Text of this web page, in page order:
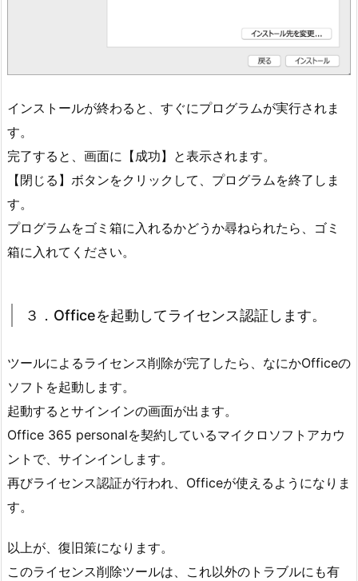
インストールが終わると、すぐにプログラムが実行されま
す。
完了すると、画面に【成功】と表示されます。
【閉じる】ボタンをクリックして、プログラムを終了しま
す。
プログラムをゴミ箱に入れるかどうか尋ねられたら、ゴミ
箱に入れてください。
３．Officeを起動してライセンス認証します。
ツールによるライセンス削除が完了したら、なにかOfficeの
ソフトを起動します。
起動するとサインインの画面が出ます。
Office 365 personalを契約しているマイクロソフトアカウ
ントで、サインインします。
再びライセンス認証が行われ、Officeが使えるようになりま
す。
以上が、復旧策になります。
このライセンス削除ツールは、これ以外のトラブルにも有